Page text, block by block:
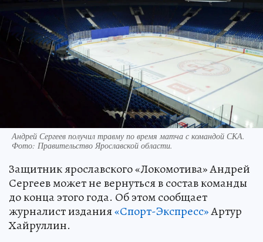
Андрей Сергеев получил травму по время матча с командой СКА.
Фото: Правительство Ярославской области.
Защитник ярославского «Локомотива» Андрей
Сергеев может не вернуться в состав команды
до конца этого года. Об этом сообщает
журналист издания«Спорт-Экспресс»Артур
Хайруллин.